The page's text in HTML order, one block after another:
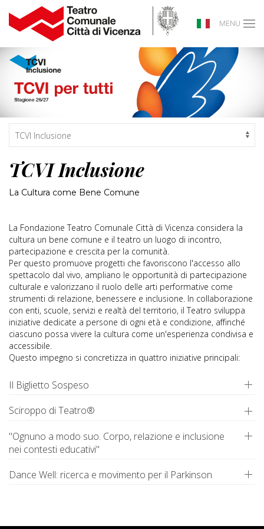
MENU
TCVI Inclusione
La Cultura come Bene Comune
La Fondazione Teatro Comunale Città di Vicenza considera la
cultura un bene comune e il teatro un luogo di incontro,
partecipazione e crescita per la comunità.
Per questo promuove progetti che favoriscono l'accesso allo
spettacolo dal vivo, ampliano le opportunità di partecipazione
culturale e valorizzano il ruolo delle arti performative come
strumenti di relazione, benessere e inclusione. In collaborazione
con enti, scuole, servizi e realtà del territorio, il Teatro sviluppa
iniziative dedicate a persone di ogni età e condizione, affinché
ciascuno possa vivere la cultura come un'esperienza condivisa e
accessibile.
Questo impegno si concretizza in quattro iniziative principali:
Il Biglietto Sospeso
Sciroppo di Teatro®
"Ognuno a modo suo. Corpo, relazione e inclusione
nei contesti educativi"
Dance Well: ricerca e movimento per il Parkinson